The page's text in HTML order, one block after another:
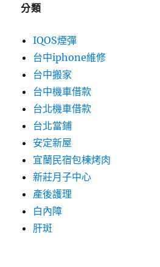
分類
IQOS煙彈
台中iphone維修
台中搬家
台中機車借款
台北機車借款
台北當鋪
安定新屋
宜蘭民宿包棟烤肉
新莊月子中心
產後護理
白內障
肝斑